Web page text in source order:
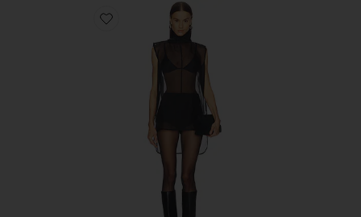
Favorite ТОП ИЗ ОРГАНЗЫ